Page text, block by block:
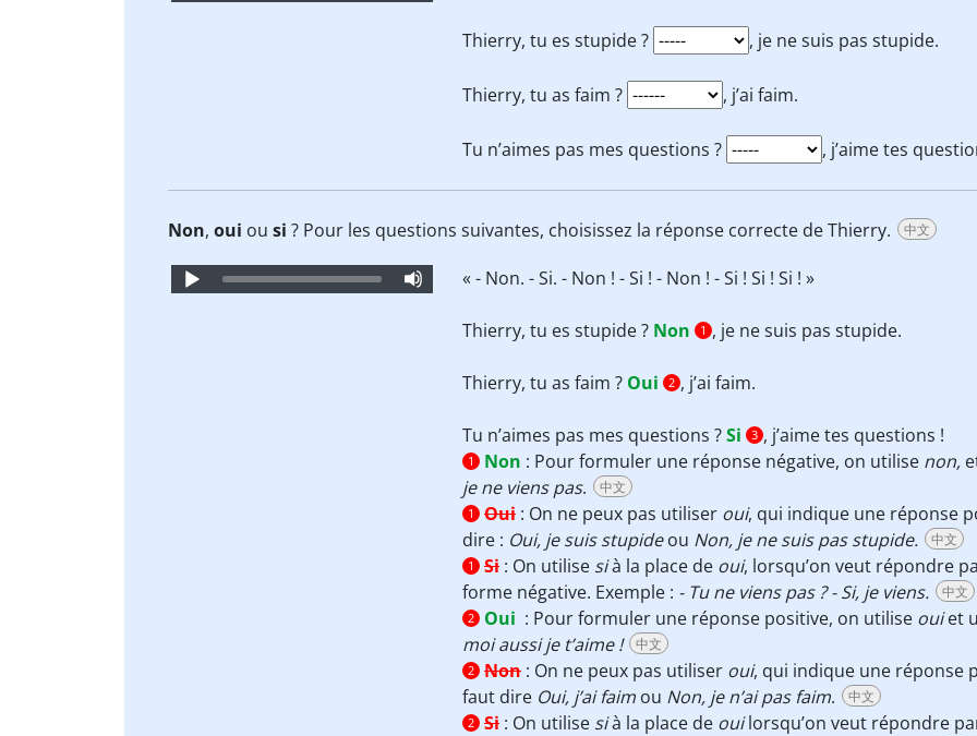
Thierry, tu es stupide ? , je ne suis pas stupide.
Thierry, tu as faim ? , j’ai faim.
Tu n’aimes pas mes questions ? , j’aime tes
Non, oui ou si ? Pour les questions suivantes, choisissez la réponse correcte de Thierry. 中文
Audio
« - Non. - Si. - Non ! - Si ! - Non ! - Si ! Si ! Si ! »
Thierry, tu es stupide ? Non 1 , je ne suis pas stupide.
Thierry, tu as faim ? Oui 2 , j’ai faim.
Tu n’aimes pas mes questions ?Si 3 , j’aime tes questions !
1 Non : Pour formuler une réponse négative, on utilise non,
je ne viens pas. 中文
1 Oui : On ne peux pas utiliser oui, qui indique une réponse
dire : Oui, je suis stupideou Non, je ne suis pas stupide. 中文
1 Si : On utilise sià la place de oui, lorsqu’on veut répondre
forme négative. Exemple : - Tu ne viens pas ? - Si, je viens. 中文
2 Oui : Pour formuler une réponse positive, on utilise ouiet
moi aussi je t’aime !
中文
2 Non : On ne peux pas utiliser oui, qui indique une réponse
faut dire Oui, j’ai faim ou Non, je n’ai pas faim. 中文
2 Si : On utilise sià la place de ouilorsqu’on veut répondre